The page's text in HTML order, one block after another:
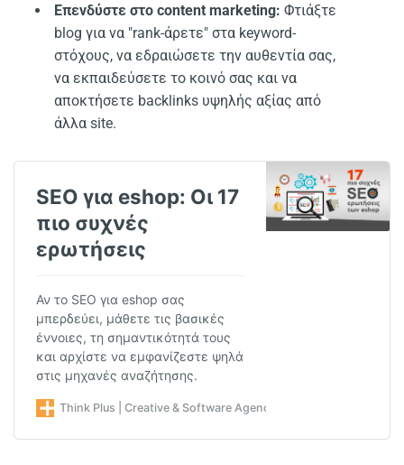
Επενδύστε στο content marketing: Φτιάξτε
blog για να "rank-άρετε" στα keyword-
στόχους, να εδραιώσετε την αυθεντία σας,
να εκπαιδεύσετε το κοινό σας και να
αποκτήσετε backlinks υψηλής αξίας από
άλλα site.
SEO για eshop: Οι 17
πιο συχνές
ερωτήσεις
Αν το SEO για eshop σας
μπερδεύει, μάθετε τις βασικές
έννοιες, τη σημαντικότητά τους
και αρχίστε να εμφανίζεστε ψηλά
στις μηχανές αναζήτησης.
Think Plus | Creative & Software Agency στην Αθήνα